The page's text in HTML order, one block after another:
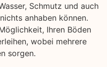
Schmutz und auch
anhaben können.
Ihren Böden
wobei mehrere
sorgen.